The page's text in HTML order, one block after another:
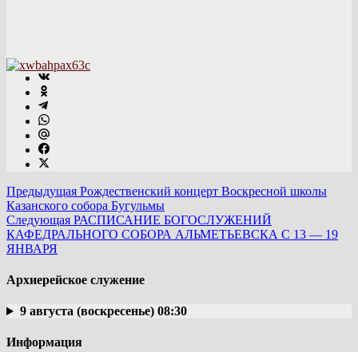
Предыдущая Рождественский концерт Воскресной школы
Казанского собора Бугульмы
Следующая РАСПИСАНИЕ БОГОСЛУЖЕНИЙ
КАФЕДРАЛЬНОГО СОБОРА АЛЬМЕТЬЕВСКА С 13 — 19
ЯНВАРЯ
Архиерейское служение
9 августа (воскресенье) 08:30
Информация